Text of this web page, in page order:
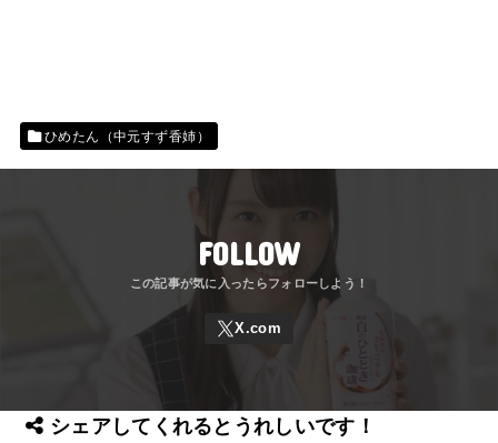
ひめたん（中元すず香姉）
FOLLOW
シェアしてくれるとうれしいです！